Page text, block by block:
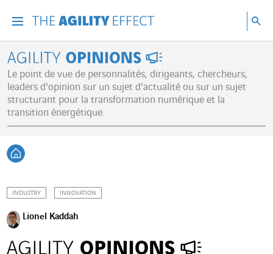
Agility Opinions
Le point de vue de personnalités, dirigeants, chercheurs,
leaders d'opinion sur un sujet d’actualité ou sur un sujet
structurant pour la transformation numérique et la
transition énergétique.
Retour à l'accueil
INDUSTRY INNOVATION
Lionel Kaddah